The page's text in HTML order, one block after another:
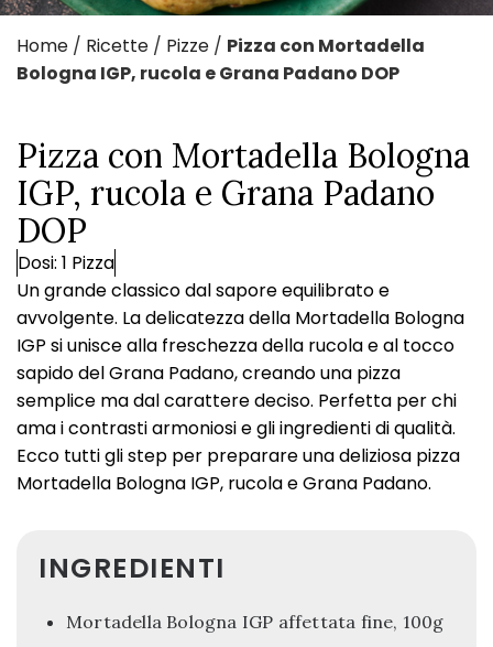
Home / Ricette / Pizze / Pizza con Mortadella
Bologna IGP, rucola e Grana Padano DOP
Pizza con Mortadella Bologna
IGP, rucola e Grana Padano
DOP
Dosi: 1 Pizza
Un grande classico dal sapore equilibrato e
avvolgente. La delicatezza della Mortadella Bologna
IGP si unisce alla freschezza della rucola e al tocco
sapido del Grana Padano, creando una pizza
semplice ma dal carattere deciso. Perfetta per chi
ama i contrasti armoniosi e gli ingredienti di qualità.
Ecco tutti gli step per preparare una deliziosa pizza
Mortadella Bologna IGP, rucola e Grana Padano.
INGREDIENTI
Mortadella Bologna IGP affettata fine, 100g